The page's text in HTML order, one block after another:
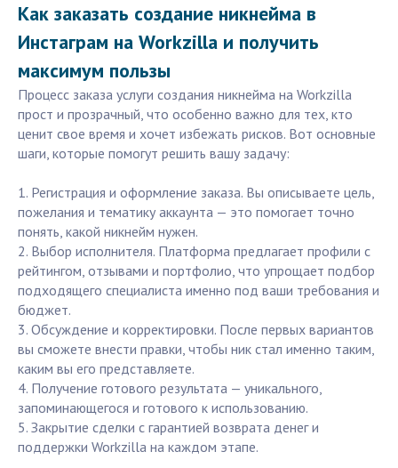
Как заказать создание никнейма в
Инстаграм на Workzilla и получить
максимум пользы
Процесс заказа услуги создания никнейма на Workzilla
прост и прозрачный, что особенно важно для тех, кто
ценит свое время и хочет избежать рисков. Вот основные
шаги, которые помогут решить вашу задачу:
1. Регистрация и оформление заказа. Вы описываете цель,
пожелания и тематику аккаунта — это помогает точно
понять, какой никнейм нужен.
2. Выбор исполнителя. Платформа предлагает профили с
рейтингом, отзывами и портфолио, что упрощает подбор
подходящего специалиста именно под ваши требования и
бюджет.
3. Обсуждение и корректировки. После первых вариантов
вы сможете внести правки, чтобы ник стал именно таким,
каким вы его представляете.
4. Получение готового результата — уникального,
запоминающегося и готового к использованию.
5. Закрытие сделки с гарантией возврата денег и
поддержки Workzilla на каждом этапе.